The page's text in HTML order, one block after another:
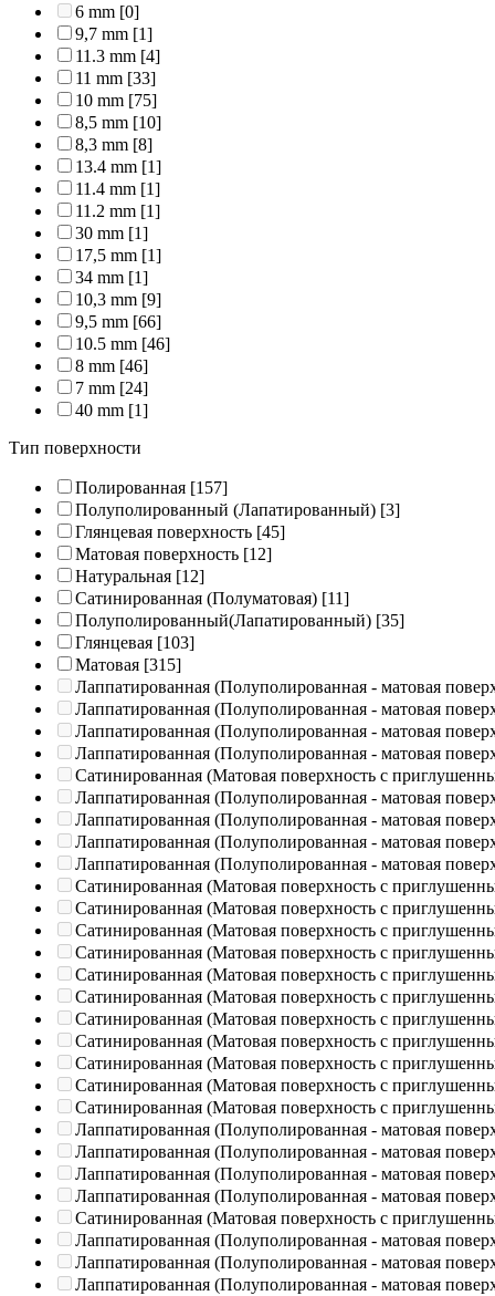
6 mm [0]
9,7 mm [1]
11.3 mm [4]
11 mm [33]
10 mm [75]
8,5 mm [10]
8,3 mm [8]
13.4 mm [1]
11.4 mm [1]
11.2 mm [1]
30 mm [1]
17,5 mm [1]
34 mm [1]
10,3 mm [9]
9,5 mm [66]
10.5 mm [46]
8 mm [46]
7 mm [24]
40 mm [1]
Тип поверхности
Полированная [157]
Полуполированный (Лапатированный) [3]
Глянцевая поверхность [45]
Матовая поверхность [12]
Натуральная [12]
Сатинированная (Полуматовая) [11]
Полуполированный(Лапатированный) [35]
Глянцевая [103]
Матовая [315]
Лаппатированная (Полуполированная - матовая
Лаппатированная (Полуполированная - матовая
Лаппатированная (Полуполированная - матовая
Лаппатированная (Полуполированная - матовая
Сатинированная (Матовая поверхность с
Лаппатированная (Полуполированная - матовая
Лаппатированная (Полуполированная - матовая
Лаппатированная (Полуполированная - матовая
Лаппатированная (Полуполированная - матовая
Сатинированная (Матовая поверхность с
Сатинированная (Матовая поверхность с
Сатинированная (Матовая поверхность с
Сатинированная (Матовая поверхность с
Сатинированная (Матовая поверхность с
Сатинированная (Матовая поверхность с
Сатинированная (Матовая поверхность с
Сатинированная (Матовая поверхность с
Сатинированная (Матовая поверхность с
Сатинированная (Матовая поверхность с
Сатинированная (Матовая поверхность с
Лаппатированная (Полуполированная - матовая
Лаппатированная (Полуполированная - матовая
Лаппатированная (Полуполированная - матовая
Лаппатированная (Полуполированная - матовая
Сатинированная (Матовая поверхность с
Лаппатированная (Полуполированная - матовая
Лаппатированная (Полуполированная - матовая
Лаппатированная (Полуполированная - матовая